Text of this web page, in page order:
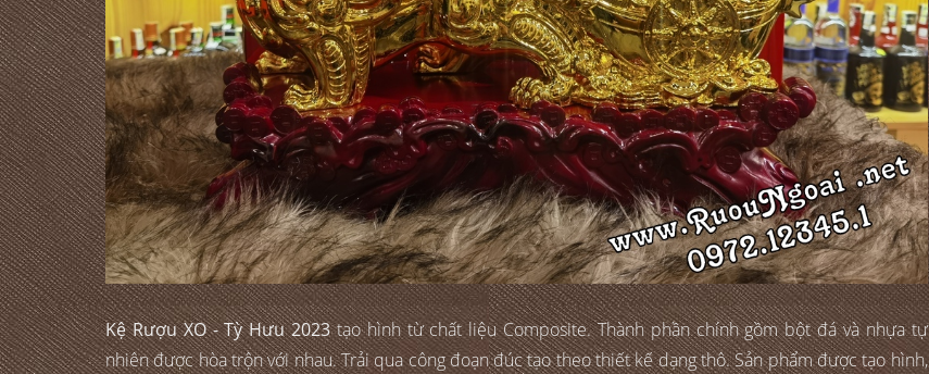
Kệ Rượu XO - Tỳ Hưu 2023tạo hình từ chất liệu Composite. Thành phần chính gồm bột đá và nhựa tự
nhiên được hòa trộn với nhau. Trải qua công đoạn đúc tạo theo thiết kế dạng thô. Sản phẩm được tạo hình,